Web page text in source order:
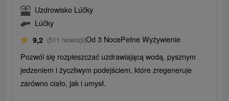
Uzdrowisko Lúčky
Lúčky
9,2 (511 recenzji)Od 3 NocePełne Wyżywienie
Pozwól się rozpieszczać uzdrawiającą wodą, pysznym
jedzeniem i życzliwym podejściem, które zregeneruje
zarówno ciało, jak i umysł.